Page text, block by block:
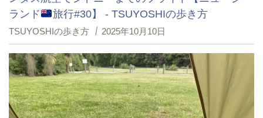
ランド
旅行#30】 - TSUYOSHIの歩き方
TSUYOSHIの歩き方 2025年10月10日